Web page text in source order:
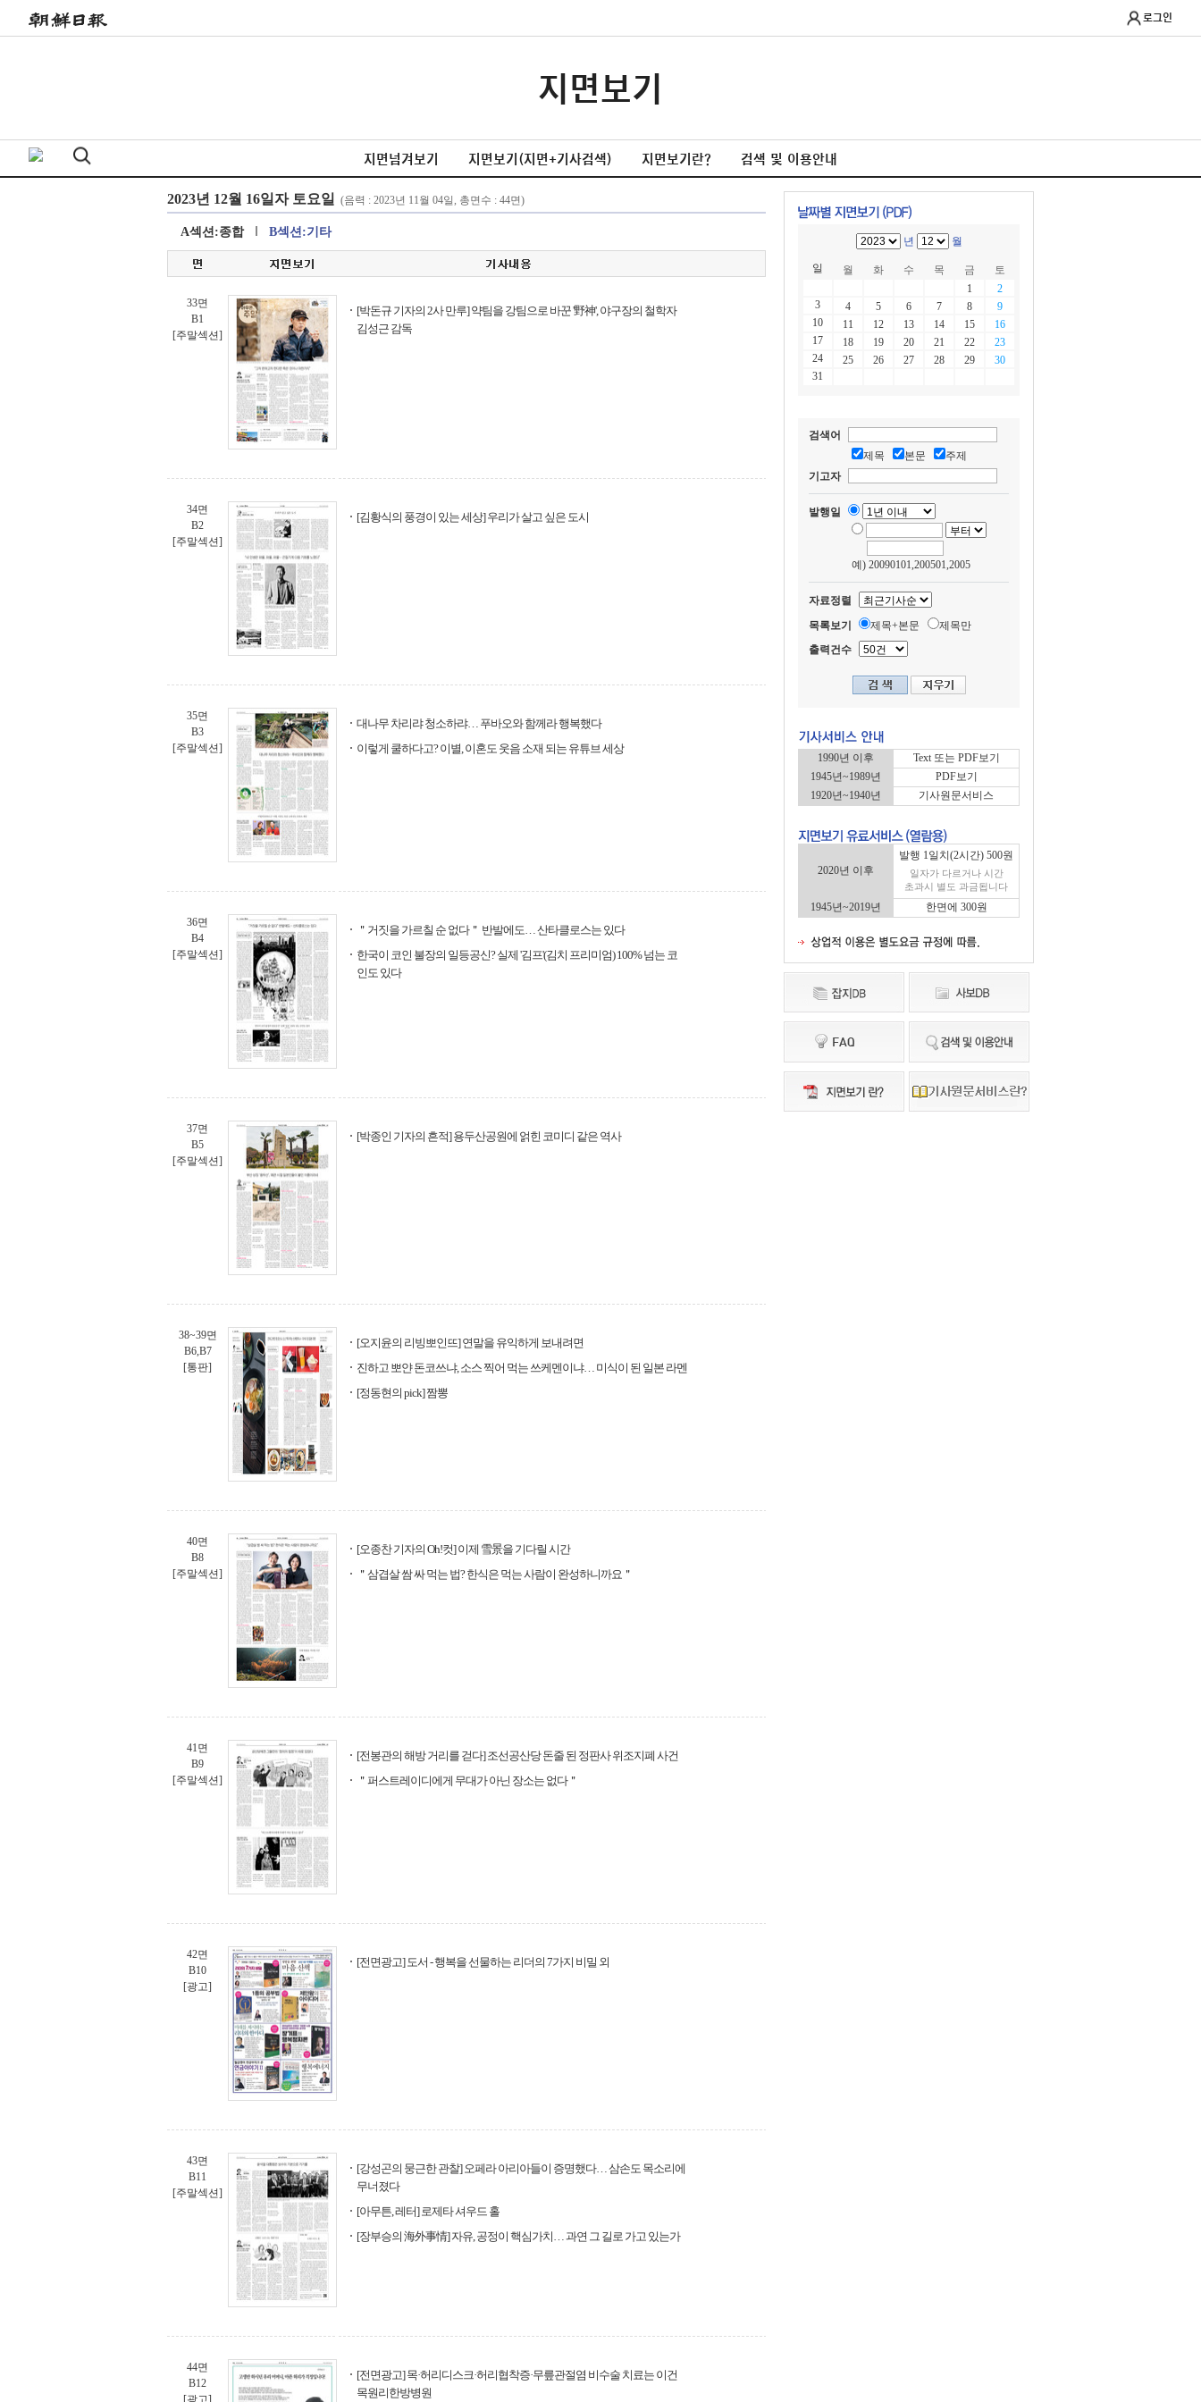
로그인
지면보기
지면넘겨보기 지면보기(지면+기사검색) 지면보기란? 검색 및 이용안내
A섹션:종합 B섹션:기타
33면
B1
[주말섹션]
[박돈규 기자의 2사 만루] 약팀을 강팀으로 바꾼 '野神', 야구장의 철학자
김성근 감독
34면
B2
[주말섹션]
[김황식의 풍경이 있는 세상] 우리가 살고 싶은 도시
35면
B3
[주말섹션]
대나무 차리랴 청소하랴… 푸바오와 함께라 행복했다
이렇게 쿨하다고? 이별, 이혼도 웃음 소재 되는 유튜브 세상
36면
B4
[주말섹션]
＂거짓을 가르칠 순 없다＂ 반발에도… 산타클로스는 있다
한국이 코인 불장의 일등공신? 실제 '김프'(김치 프리미엄) 100% 넘는 코
인도 있다
37면
B5
[주말섹션]
[박종인 기자의 흔적] 용두산공원에 얽힌 코미디 같은 역사
38~39면
B6,B7
[통판]
[오지윤의 리빙뽀인뜨] 연말을 유익하게 보내려면
진하고 뽀얀 돈코쓰냐, 소스 찍어 먹는 쓰케멘이냐… 미식이 된 일본 라멘
[정동현의 pick] 짬뽕
40면
B8
[주말섹션]
[오종찬 기자의 Oh!컷] 이제 雪景을 기다릴 시간
＂삼겹살 쌈 싸 먹는 법? 한식은 먹는 사람이 완성하니까요＂
41면
B9
[주말섹션]
[전봉관의 해방 거리를 걷다] 조선공산당 돈줄 된 정판사 위조지폐 사건
＂퍼스트레이디에게 무대가 아닌 장소는 없다＂
42면
B10
[광고]
[전면광고] 도서 - 행복을 선물하는 리더의 7가지 비밀 외
43면
B11
[주말섹션]
[강성곤의 뭉근한 관찰] 오페라 아리아들이 증명했다… 삼손도 목소리에
무너졌다
[아무튼, 레터] 로제타 셔우드 홀
[장부승의 海外事情] 자유, 공정이 핵심가치… 과연 그 길로 가고 있는가
44면
B12
[광고]
[전면광고] 목·허리디스크·허리협착증·무릎관절염 비수술 치료는 이건
목원리한방병원